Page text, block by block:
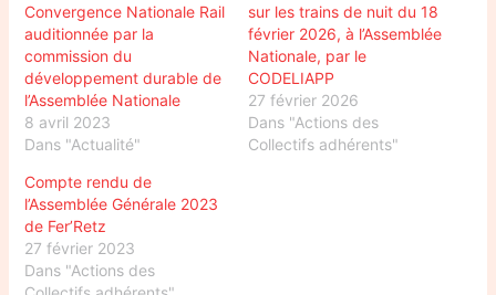
Convergence Nationale Rail
auditionnée par la
commission du
développement durable de
l’Assemblée Nationale
8 avril 2023
Dans "Actualité"
sur les trains de nuit du 18
février 2026, à l’Assemblée
Nationale, par le
CODELIAPP
27 février 2026
Dans "Actions des
Collectifs adhérents"
Compte rendu de
l’Assemblée Générale 2023
de Fer’Retz
27 février 2023
Dans "Actions des